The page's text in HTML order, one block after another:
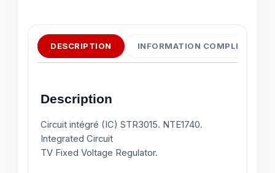
DESCRIPTION INFORMATION
Description
Circuit intégré (IC) STR3015. NTE1740.
Integrated Circuit
TV Fixed Voltage Regulator.